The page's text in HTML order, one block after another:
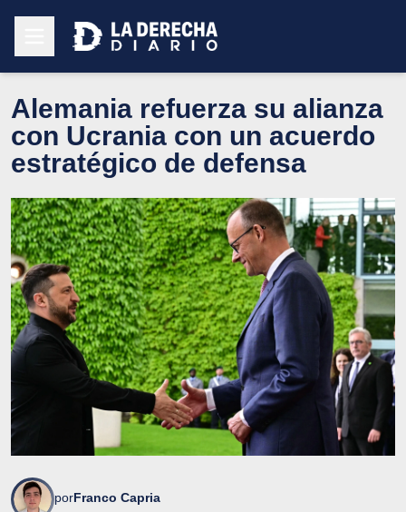
Alemania refuerza su alianza
con Ucrania con un acuerdo
estratégico de defensa
porFranco Capria